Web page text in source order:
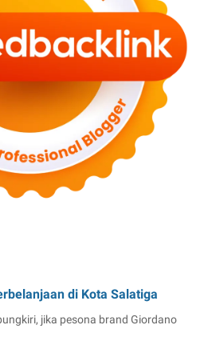
di Kota Salatiga
jika pesona brand Giordano